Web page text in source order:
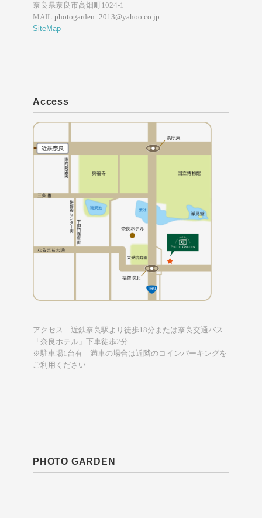
奈良県奈良市高畑町1024-1
MAIL:photogarden_2013@yahoo.co.jp
SiteMap
Access
アクセス 近鉄奈良駅より徒歩18分または奈良交通バス
「奈良ホテル」下車徒歩2分
※駐車場1台有 満車の場合は近隣のコインパーキングを
ご利用ください
PHOTO GARDEN